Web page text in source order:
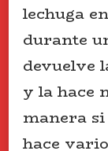
lechuga
durante
devuelve
y la hace
manera
hace